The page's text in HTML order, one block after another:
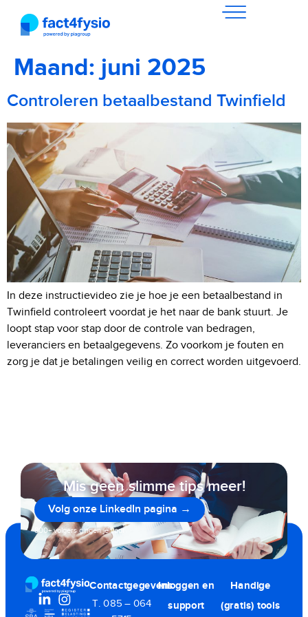
Maand: juni 2025
Controleren betaalbestand Twinfield
In deze instructievideo zie je hoe je een betaalbestand in
Twinfield controleert voordat je het naar de bank stuurt. Je
loopt stap voor stap door de controle van bedragen,
leveranciers en betaalgegevens. Zo voorkom je fouten en
zorg je dat je betalingen veilig en correct worden uitgevoerd.
Mis geen slimme tips meer!
Volg onze LinkedIn pagina →
800+ volgers gingen je voor
Contactgegevens
T. 085 – 064
Inloggen en
support
Handige
(gratis) tools